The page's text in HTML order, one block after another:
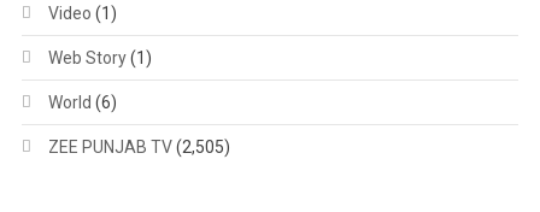
Video (1)
Web Story(1)
World (6)
ZEE PUNJAB TV(2,505)